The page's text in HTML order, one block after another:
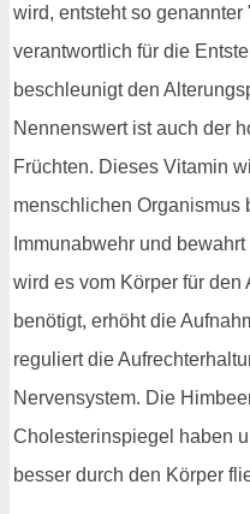
wird, entsteht so
verantwortlich für die
beschleunigt den
Nennenswert ist auch der
Früchten. Dieses Vitamin
menschlichen Organismus
Immunabwehr und
wird es vom Körper für
benötigt, erhöht die
reguliert die
Nervensystem. Die
Cholesterinspiegel haben
besser durch den Körper